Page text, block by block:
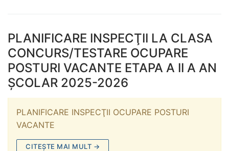
PLANIFICARE INSPECŢII LA CLASA
CONCURS/TESTARE OCUPARE
POSTURI VACANTE ETAPA A II A AN
ŞCOLAR 2025-2026
PLANIFICARE INSPECŢII OCUPARE POSTURI
VACANTE
CITEȘTE MAI MULT →